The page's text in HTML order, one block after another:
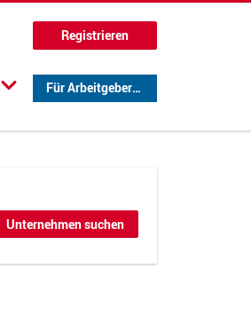
Registrieren
Für Arbeitgeber